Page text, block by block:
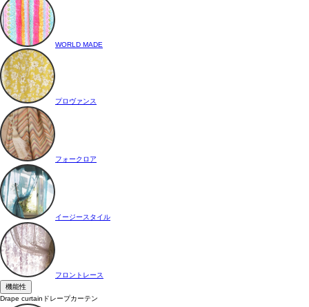
WORLD MADE
プロヴァンス
フォークロア
イージースタイル
フロントレース
機能性
Drape curtain ドレープカーテン